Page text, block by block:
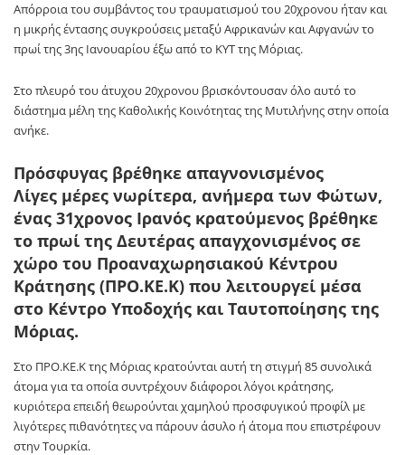
Απόρροια του συμβάντος του τραυματισμού του 20χρονου ήταν και
η μικρής έντασης συγκρούσεις μεταξύ Αφρικανών και Αφγανών το
πρωί της 3ης Ιανουαρίου έξω από το ΚΥΤ της Μόριας.
Στο πλευρό του άτυχου 20χρονου βρισκόντουσαν όλο αυτό το
διάστημα μέλη της Καθολικής Κοινότητας της Μυτιλήνης στην οποία
ανήκε.
Πρόσφυγας βρέθηκε απαγνονισμένος
Λίγες μέρες νωρίτερα, ανήμερα των Φώτων,
ένας 31χρονος Ιρανός κρατούμενος βρέθηκε
το πρωί της Δευτέρας απαγχονισμένος σε
χώρο του Προαναχωρησιακού Κέντρου
Κράτησης (ΠΡΟ.ΚΕ.Κ) που λειτουργεί μέσα
στο Κέντρο Υποδοχής και Ταυτοποίησης της
Μόριας.
Στο ΠΡΟ.ΚΕ.Κ της Μόριας κρατούνται αυτή τη στιγμή 85 συνολικά
άτομα για τα οποία συντρέχουν διάφοροι λόγοι κράτησης,
κυριότερα επειδή θεωρούνται χαμηλού προσφυγικού προφίλ με
λιγότερες πιθανότητες να πάρουν άσυλο ή άτομα που επιστρέφουν
στην Τουρκία.